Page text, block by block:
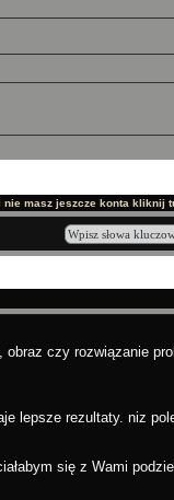
masz jeszcze konta kliknij
czy rozwiązanie
lepsze rezultaty. niz
się z Wami